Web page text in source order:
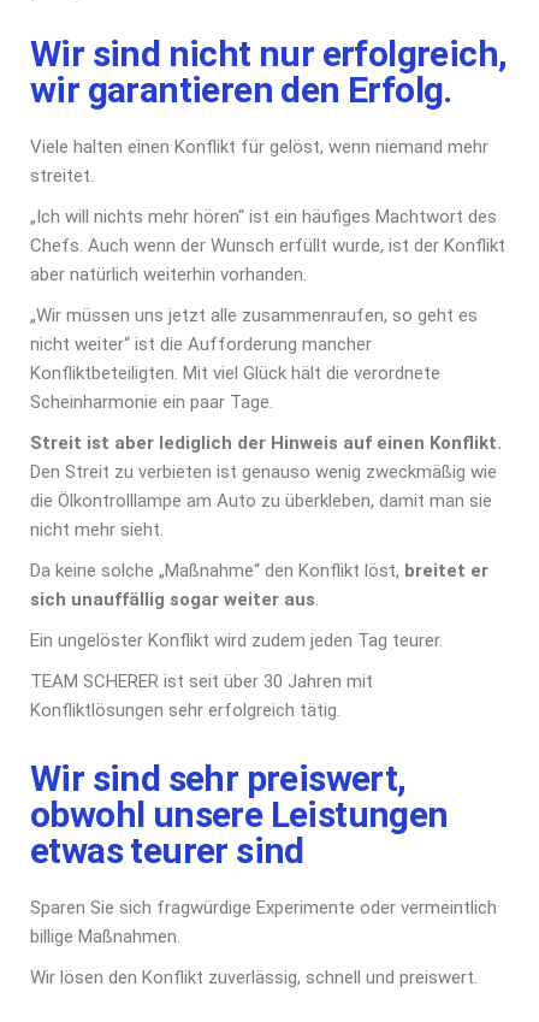
Wir sind nicht nur erfolgreich,
wir garantieren den Erfolg.
Viele halten einen Konflikt für gelöst, wenn niemand mehr
streitet.
„Ich will nichts mehr hören“ ist ein häufiges Machtwort des
Chefs. Auch wenn der Wunsch erfüllt wurde, ist der Konflikt
aber natürlich weiterhin vorhanden.
„Wir müssen uns jetzt alle zusammenraufen, so geht es
nicht weiter“ ist die Aufforderung mancher
Konfliktbeteiligten. Mit viel Glück hält die verordnete
Scheinharmonie ein paar Tage.
Streit ist aber lediglich der Hinweis auf einen Konflikt.
Den Streit zu verbieten ist genauso wenig zweckmäßig wie
die Ölkontrolllampe am Auto zu überkleben, damit man sie
nicht mehr sieht.
Da keine solche „Maßnahme“ den Konflikt löst, breitet er
sich unauffällig sogar weiter aus
Ein ungelöster Konflikt wird zudem jeden Tag teurer.
TEAM SCHERER ist seit über 30 Jahren mit
Konfliktlösungen sehr erfolgreich tätig.
Wir sind sehr preiswert,
obwohl unsere Leistungen
etwas teurer sind
Sparen Sie sich fragwürdige Experimente oder vermeintlich
billige Maßnahmen.
Wir lösen den Konflikt zuverlässig, schnell und preiswert.